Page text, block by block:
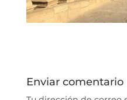
Enviar comentario